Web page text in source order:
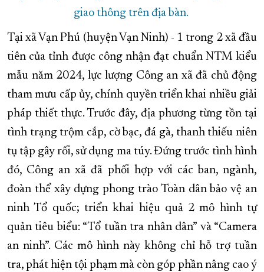
giao thông trên địa bàn.
Tại xã Vạn Phú (huyện Vạn Ninh) - 1 trong 2 xã đầu
tiên của tỉnh được công nhận đạt chuẩn NTM kiểu
mẫu năm 2024, lực lượng Công an xã đã chủ động
tham mưu cấp ủy, chính quyền triển khai nhiều giải
pháp thiết thực. Trước đây, địa phương từng tồn tại
tình trạng trộm cắp, cờ bạc, đá gà, thanh thiếu niên
tụ tập gây rối, sử dụng ma túy. Đứng trước tình hình
đó, Công an xã đã phối hợp với các ban, ngành,
đoàn thể xây dựng phong trào Toàn dân bảo vệ an
ninh Tổ quốc; triển khai hiệu quả 2 mô hình tự
quản tiêu biểu: “Tổ tuần tra nhân dân” và “Camera
an ninh”. Các mô hình này không chỉ hỗ trợ tuần
tra, phát hiện tội phạm mà còn góp phần nâng cao ý